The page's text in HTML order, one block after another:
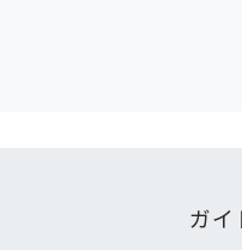
ガイ